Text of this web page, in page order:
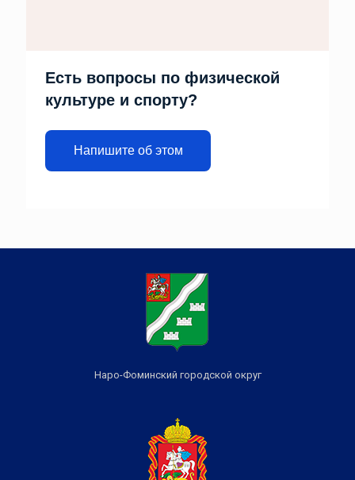
Есть вопросы по физической
культуре и спорту?
Напишите об этом
Наро-Фоминский городской округ